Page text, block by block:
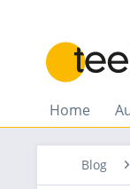
Home
Blog